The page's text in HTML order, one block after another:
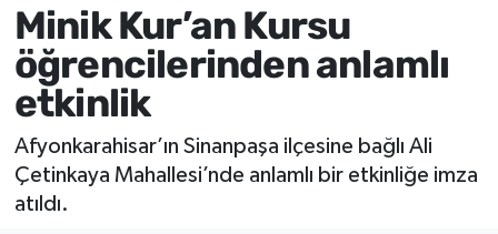
Minik Kur’an Kursu
öğrencilerinden anlamlı
etkinlik
Afyonkarahisar’ın Sinanpaşa ilçesine bağlı Ali
Çetinkaya Mahallesi’nde anlamlı bir etkinliğe imza
atıldı.
Sağlık
Eğitim
Ekonomi